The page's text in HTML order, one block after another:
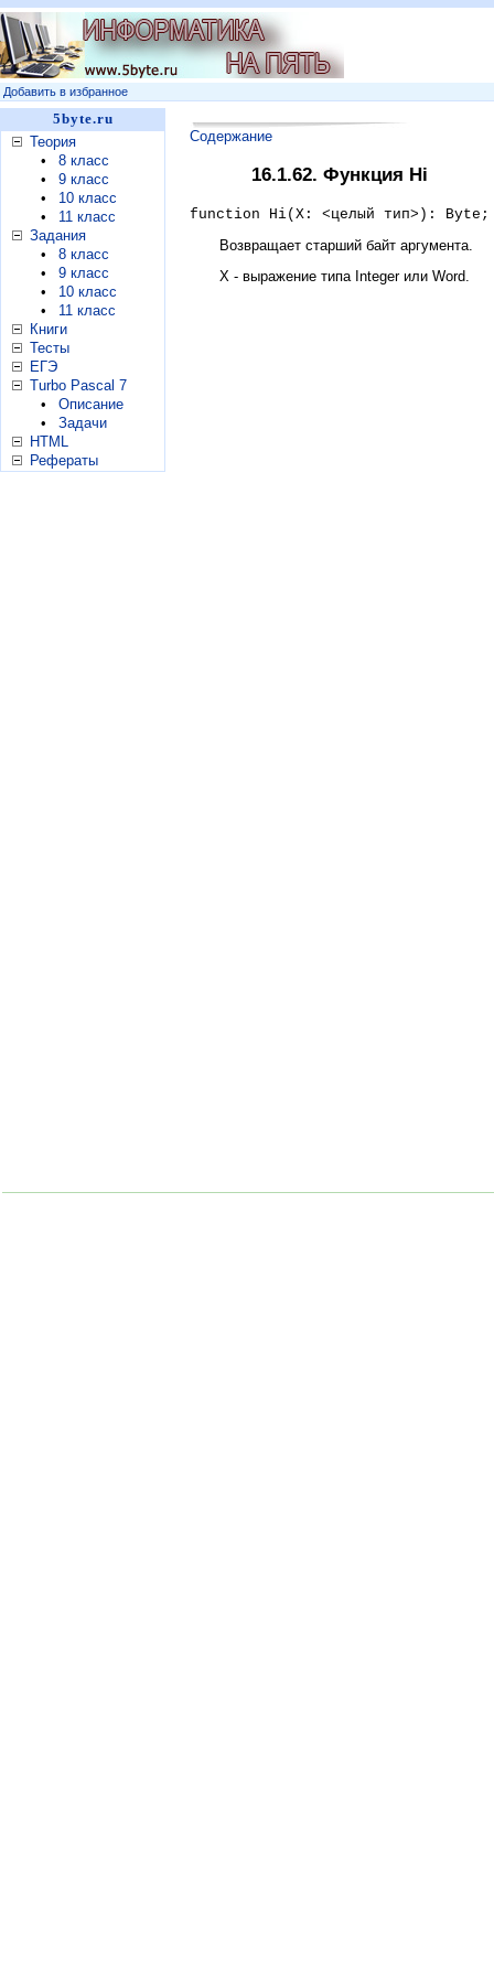
Добавить в избранное
5byte.ru
Теория
•
8 класс
•
9 класс
•
10 класс
•
11 класс
Задания
•
8 класс
•
9 класс
•
10 класс
•
11 класс
Книги
Тесты
ЕГЭ
Turbo Pascal 7
•
Описание
•
Задачи
HTML
Рефераты
Содержание
16.1.62. Функция Hi
function Hi(X: <целый тип>): Byte;
Возвращает старший байт аргумента.
X - выражение типа Integer или Word.